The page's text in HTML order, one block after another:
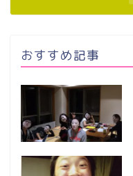
おすすめ記事